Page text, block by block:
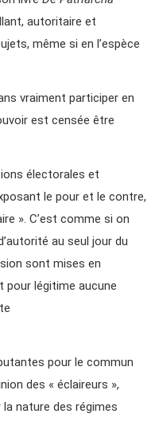
autoritaire et
même si en l’espèce
vraiment participer en
est censée être
électorales et
le pour et le contre,
». C’est comme si on
au seul jour du
sont mises en
pour légitime aucune
pour le commun
des « éclaireurs »,
nature des régimes